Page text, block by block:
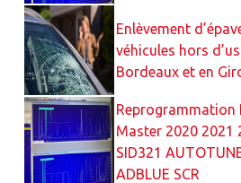
Enlèvement
véhicules hors
Bordeaux et en
Reprogrammation
Master 2020 2021
SID321
ADBLUE SCR